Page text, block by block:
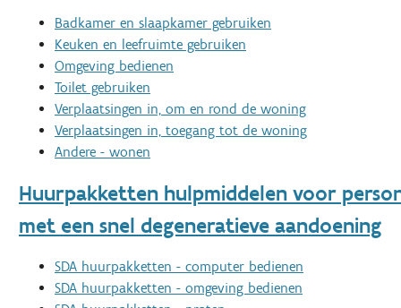
Badkamer en slaapkamer gebruiken
Keuken en leefruimte gebruiken
Omgeving bedienen
Toilet gebruiken
Verplaatsingen in, om en rond de woning
Verplaatsingen in, toegang tot de woning
Andere - wonen
Huurpakketten hulpmiddelen voor
met een snel degeneratieve aandoening
SDA huurpakketten - computer bedienen
SDA huurpakketten - omgeving bedienen